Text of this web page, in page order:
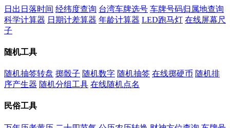
日出日落时间 经纬度查询 台湾车牌选号 车牌号码归属地查询
科学计算器 日期计差算器 年龄计算器 LED跑马灯 在线屏幕尺
子
随机工具
随机抽签转盘 掷骰子 随机数字 随机抽签 在线掷硬币 随机排
序产生器 随机分组工具 在线随机点名
民俗工具